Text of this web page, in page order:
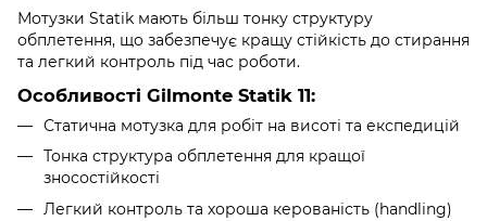
Мотузки Statik мають більш тонку структуру
обплетення, що забезпечує кращу стійкість до стирання
та легкий контроль під час роботи.
Особливості Gilmonte Statik 11:
Статична мотузка для робіт на висоті та експедицій
Тонка структура обплетення для кращої
зносостійкості
Легкий контроль та хороша керованість (handling)